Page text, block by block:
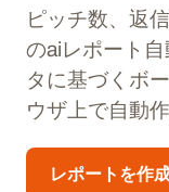
ピッチ数、返
のaiレポート
タに基づくボ
ウザ上で自動
レポートを作